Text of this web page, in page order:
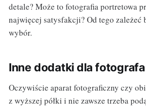
detale? Może to fotografia portretowa
najwięcej satysfakcji? Od tego zależeć
wybór.
Inne dodatki dla fotografa
Oczywiście aparat fotograficzny czy
z wyższej półki i nie zawsze trzeba